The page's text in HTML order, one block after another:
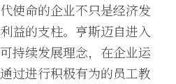
使命的企业不只是经济发
益的支柱。亨斯迈自进入
持续发展理念，在企业运
过进行积极有为的员工教